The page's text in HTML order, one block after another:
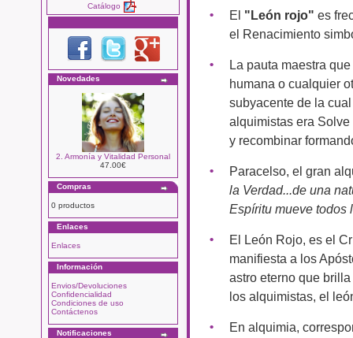
Catálogo
Novedades
2. Armonía y Vitalidad Personal
47.00€
Compras
0 productos
Enlaces
Enlaces
Información
Envios/Devoluciones
Confidencialidad
Condiciones de uso
Contáctenos
Notificaciones
El "León rojo" es
el Renacimiento
La pauta maestra
humana o cualquier
subyacente de la
alquimistas era
y recombinar
Paracelso, el gran
la Verdad...de una
Espíritu mueve todos
El León Rojo, es el
manifiesta a los
astro eterno que
los alquimistas, el
En alquimia,